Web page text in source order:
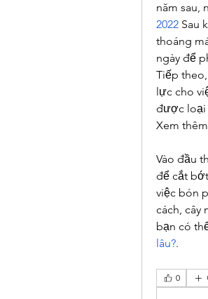
năm sau,
2022 Sau
thoáng
ngày để
Tiếp
lực cho
được loại
Xem
Vào đầu
để cắt
việc bón
cách, cây
bạn có
lâu?.
0